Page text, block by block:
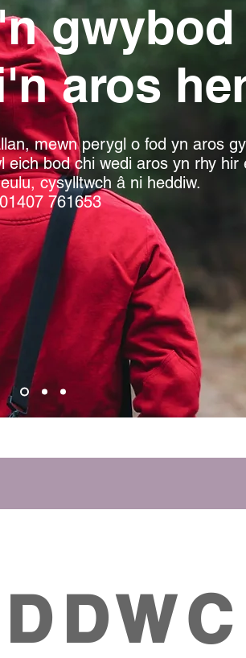
gwybod
aros
mewn perygl o fod yn aros
eich bod chi wedi aros yn rhy hir
cysylltwch â ni heddiw.
761653